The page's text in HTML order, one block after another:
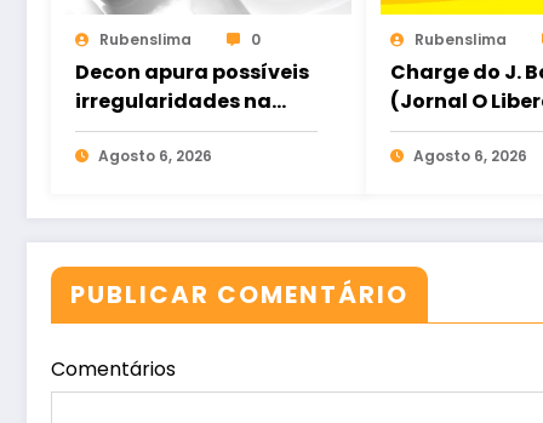
Rubenslima 0
Decon apura possíveis
irregularidades na
qualidade da água
distribuída aos
Agosto 6, 2026
Rubenslima
Charge do J.
(Jornal O
Agosto 6, 2026
PUBLICAR COMENTÁRIO
Comentários